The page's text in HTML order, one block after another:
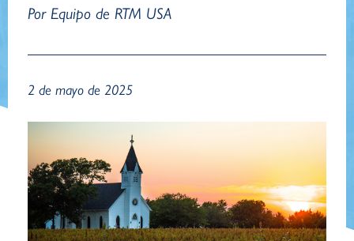
Por Equipo de RTM USA
2 de mayo de 2025